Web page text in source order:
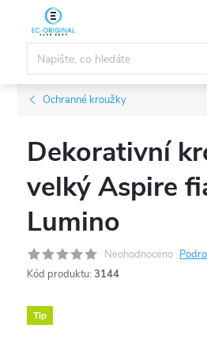
obsah
Ochranné kroužky
Dekorativní
velký Aspire
Lumino
Neohodnoceno
Kód produktu: 3144
Tip